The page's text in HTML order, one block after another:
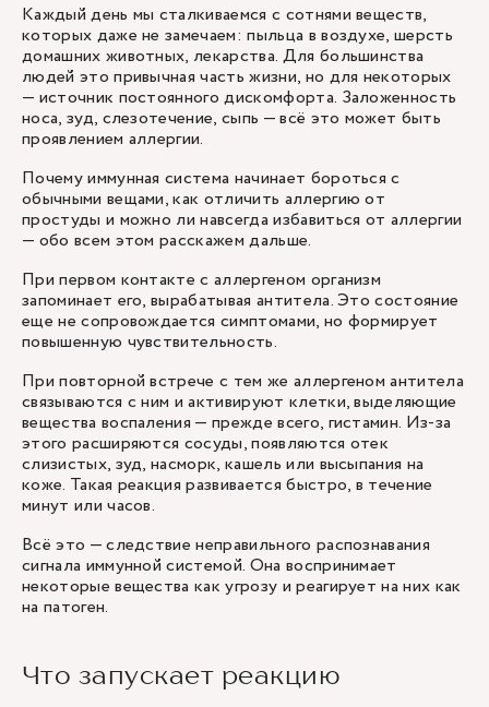
Каждый день мы сталкиваемся с сотнями веществ,
которых даже не замечаем: пыльца в воздухе, шерсть
домашних животных, лекарства. Для большинства
людей это привычная часть жизни, но для некоторых
— источник постоянного дискомфорта. Заложенность
носа, зуд, слезотечение, сыпь — всё это может быть
проявлением аллергии.
Почему иммунная система начинает бороться с
обычными вещами, как отличить аллергию от
простуды и можно ли навсегда избавиться от аллергии
— обо всем этом расскажем дальше.
При первом контакте с аллергеном организм
запоминает его, вырабатывая антитела. Это состояние
еще не сопровождается симптомами, но формирует
повышенную чувствительность.
При повторной встрече с тем же аллергеном антитела
связываются с ним и активируют клетки, выделяющие
вещества воспаления — прежде всего, гистамин. Из-за
этого расширяются сосуды, появляются отек
слизистых, зуд, насморк, кашель или высыпания на
коже. Такая реакция развивается быстро, в течение
минут или часов.
Всё это — следствие неправильного распознавания
сигнала иммунной системой. Она воспринимает
некоторые вещества как угрозу и реагирует на них как
на патоген.
Что запускает реакцию